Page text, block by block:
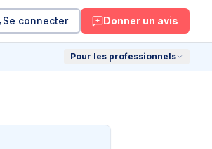
Se connecter Donner un avis
Pour les professionnels